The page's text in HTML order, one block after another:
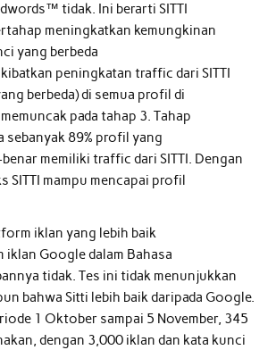
tidak. Ini berarti SITTI
meningkatkan kemungkinan
yang berbeda
peningkatan traffic dari SITTI
berbeda) di semua profil di
pada tahap 3. Tahap
sebanyak 89% profil yang
memiliki traffic dari SITTI. Dengan
SITTI mampu mencapai profil
iklan yang lebih baik
iklan Google dalam Bahasa
tidak. Tes ini tidak menunjukkan
bahwa Sitti lebih baik daripada Google.
1 Oktober sampai 5 November, 345
dengan 3,000 iklan dan kata kunci